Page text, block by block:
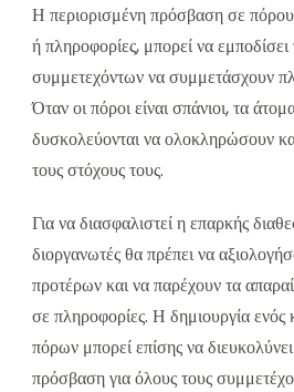
Η περιορισμένη πρόσβαση σε
ή πληροφορίες, μπορεί να
συμμετεχόντων να συμμετάσχουν
Όταν οι πόροι είναι σπάνιοι, τα
δυσκολεύονται να ολοκληρώσουν
τους στόχους τους.
Για να διασφαλιστεί η επαρκής
διοργανωτές θα πρέπει να
προτέρων και να παρέχουν τα
σε πληροφορίες. Η δημιουργία ενός
πόρων μπορεί επίσης να
πρόσβαση για όλους τους